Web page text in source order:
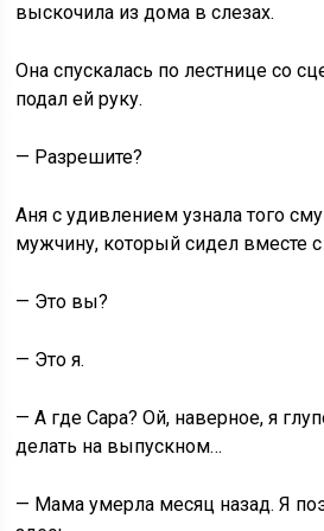
выскочила из дома в слезах.
Она спускалась по лестнице со
подал ей руку.
— Разрешите?
Аня с удивлением узнала того
мужчину, который сидел вместе с
— Это вы?
— Это я.
— А где Сара? Ой, наверное, я
делать на выпускном…
— Мама умерла месяц назад. Я